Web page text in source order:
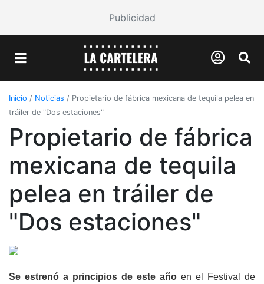
Publicidad
Inicio / Noticias / Propietario de fábrica mexicana de tequila pelea en
tráiler de "Dos estaciones"
Propietario de fábrica
mexicana de tequila
pelea en tráiler de
"Dos estaciones"
Se estrenó a principios de este año en el Festival de